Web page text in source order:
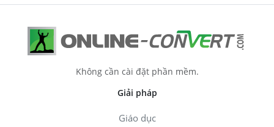
Không cần cài đặt phần mềm.
Giải pháp
Giáo dục